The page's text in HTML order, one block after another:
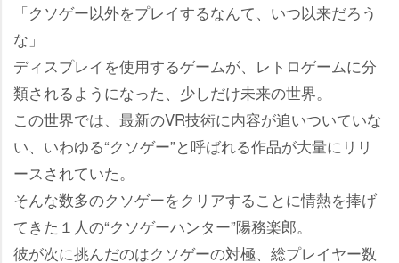
「クソゲー以外をプレイするなんて、いつ以来だろう
な」
ディスプレイを使用するゲームが、レトロゲームに分
類されるようになった、少しだけ未来の世界。
この世界では、最新のVR技術に内容が追いついていな
い、いわゆる“クソゲー”と呼ばれる作品が大量にリリ
ースされていた。
そんな数多のクソゲーをクリアすることに情熱を捧げ
てきた１人の“クソゲーハンター”陽務楽郎。
彼が次に挑んだのはクソゲーの対極、総プレイヤー数